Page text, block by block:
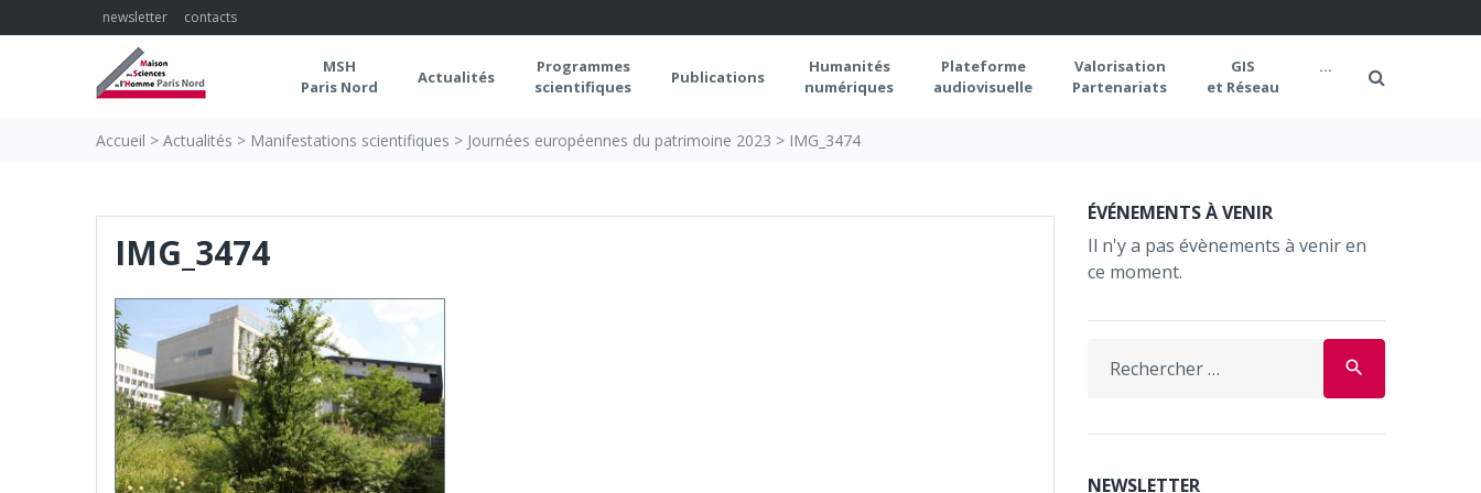
to
newsletter contacts
MSH
Paris Nord
Actualités
Programmes
scientifiques
Publications
Humanités
numériques
Plateforme
audiovisuelle
Valorisation
Partenariats
GIS
et Réseau
...
Accueil > Actualités > Manifestations scientifiques > Journées européennes du patrimoine 2023 > IMG_3474
IMG_3474
ÉVÉNEMENTS À VENIR
Il n'y a pas évènements à venir en
ce moment.
for:
search
NEWSLETTER